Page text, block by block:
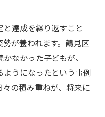
達成を繰り返すこと
が養われます。鶴見区
なかった子どもが、
うになったという事例
の積み重ねが、将来に